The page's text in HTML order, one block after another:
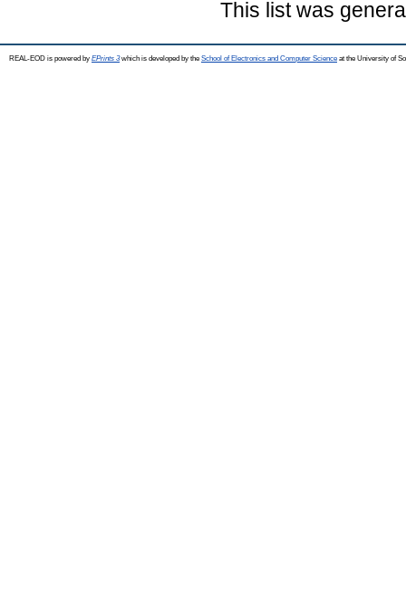
This list was
REAL-EOD is powered by EPrints 3which is developed by the School of Electronics and Computer Science at the University of